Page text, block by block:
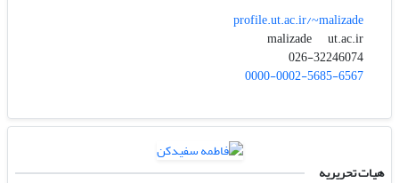
profile.ut.ac.ir/~malizade
malizade
ut.ac.ir
026-32246074
0000-0002-5685-6567
هیات تحریریه